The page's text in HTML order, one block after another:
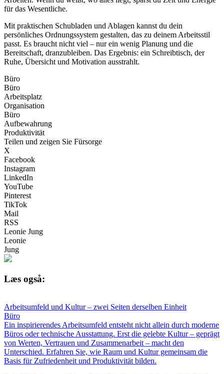
für das Wesentliche.
Mit praktischen Schubladen und Ablagen kannst du dein
persönliches Ordnungssystem gestalten, das zu deinem Arbeitsstil
passt. Es braucht nicht viel – nur ein wenig Planung und die
Bereitschaft, dranzubleiben. Das Ergebnis: ein Schreibtisch, der
Ruhe, Übersicht und Motivation ausstrahlt.
Büro
Büro
Arbeitsplatz
Organisation
Büro
Aufbewahrung
Produktivität
Teilen und zeigen Sie Fürsorge
X
Facebook
Instagram
LinkedIn
YouTube
Pinterest
TikTok
Mail
RSS
Leonie Jung
Leonie
Jung
Læs også:
Arbeitsumfeld und Kultur – zwei Seiten derselben Einheit
Büro
Ein inspirierendes Arbeitsumfeld entsteht nicht allein durch moderne
Büros oder technische Ausstattung. Erst die gelebte Kultur – geprägt
von Werten, Vertrauen und Zusammenarbeit – macht den
Unterschied. Erfahren Sie, wie Raum und Kultur gemeinsam die
Basis für Zufriedenheit und Produktivität bilden.